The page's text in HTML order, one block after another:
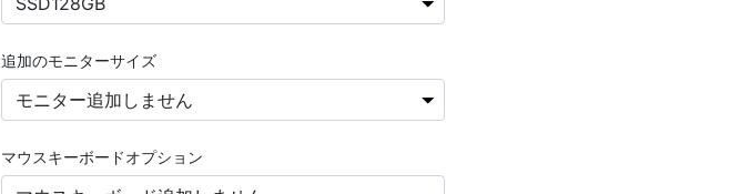
追加のモニターサイズ
マウスキーボードオプション